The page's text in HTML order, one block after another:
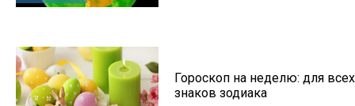
Гороскоп на неделю: для всех
знаков зодиака